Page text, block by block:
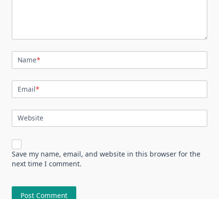
Name*
Email*
Website
Save my name, email, and website in this browser for the
next time I comment.